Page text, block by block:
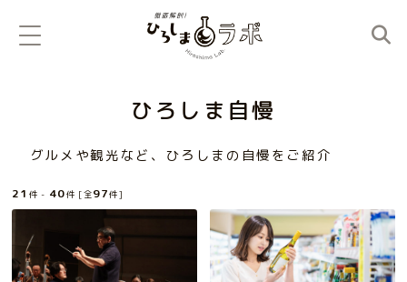
ひろしま自慢
グルメや観光など、ひろしまの自慢をご紹介
21 件 - 40件 [全97件]